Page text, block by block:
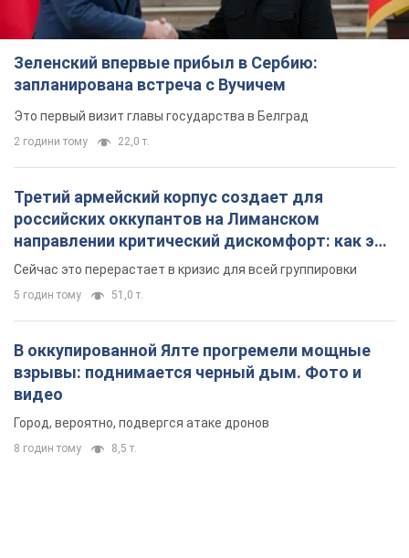
Зеленский впервые прибыл в Сербию:
запланирована встреча с Вучичем
Это первый визит главы государства в Белград
2 години тому 22,0 т.
Третий армейский корпус создает для
российских оккупантов на Лиманском
направлении критический дискомфорт: как это
удалось
Сейчас это перерастает в кризис для всей группировки
5 годин тому 51,0 т.
В оккупированной Ялте прогремели мощные
взрывы: поднимается черный дым. Фото и
видео
Город, вероятно, подвергся атаке дронов
8 годин тому 8,5 т.